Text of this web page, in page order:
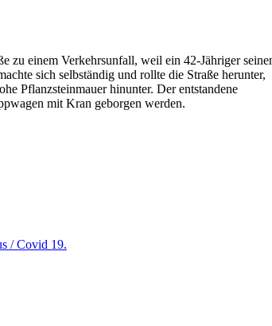
zu einem Verkehrsunfall, weil ein 42-Jähriger
sich selbständig und rollte die Straße herunter,
Pflanzsteinmauer hinunter. Der entstandene
mit Kran geborgen werden.
/ Covid 19.